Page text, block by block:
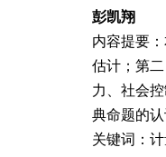
彭凯翔
内容提要
估计；第
力、社会
典命题的
关键词：